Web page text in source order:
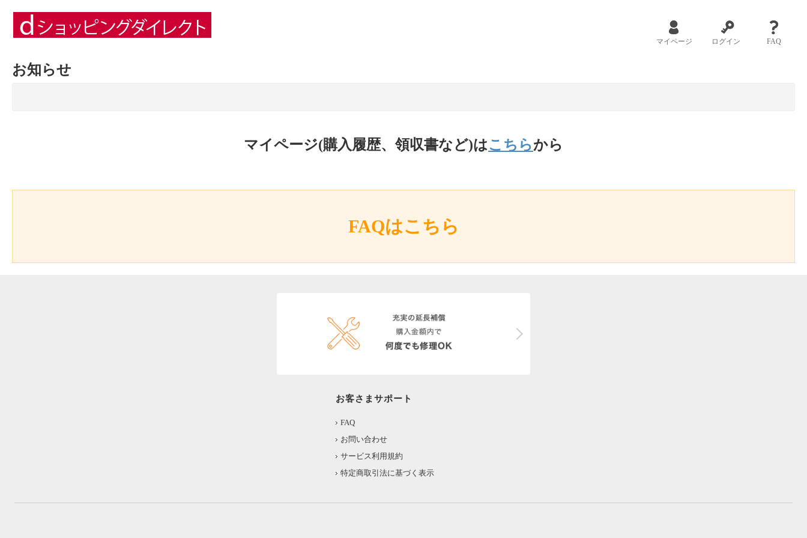
マイページ ログイン FAQ
お知らせ
マイページ(購入履歴、領収書など)はこちらから
FAQはこちら
お客さまサポート
FAQ
お問い合わせ
サービス利用規約
特定商取引法に基づく表示